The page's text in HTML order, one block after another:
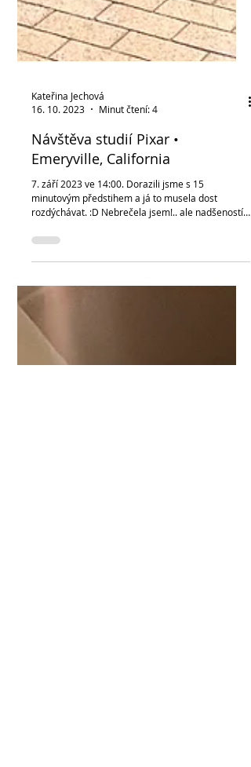
Kateřina Jechová
16. 10. 2023
Emeryville, California
7. září 2023 ve 14:00. Dorazili jsme s 15
minutovým předstihem a já to musela dost
rozdýchávat. :D Nebrečela jsem!.. ale nadšeností
mě bolel